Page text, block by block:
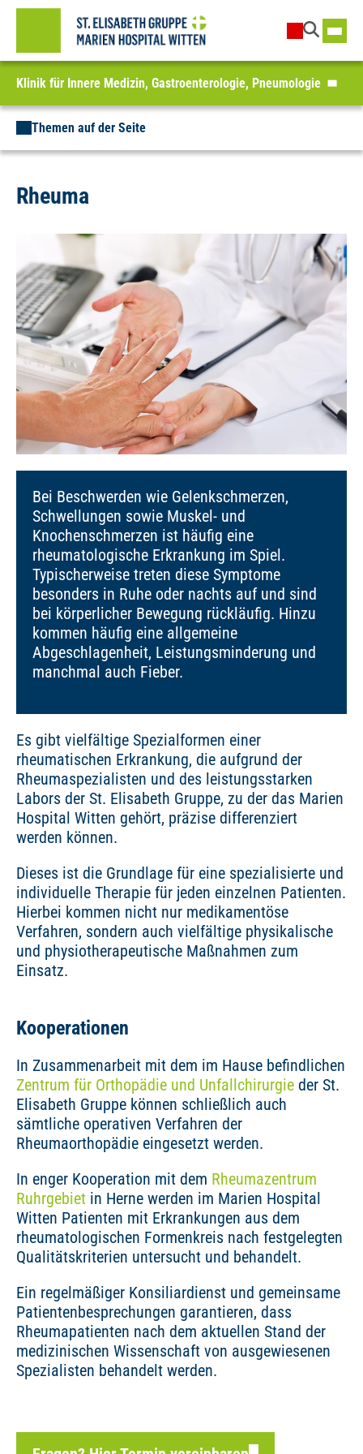
Klinik für Innere Medizin, Gastroenterologie, Pneumologie
Themen auf der Seite
Rheuma
Bei Beschwerden wie Gelenkschmerzen,
Schwellungen sowie Muskel- und
Knochenschmerzen ist häufig eine
rheumatologische Erkrankung im Spiel.
Typischerweise treten diese Symptome
besonders in Ruhe oder nachts auf und sind
bei körperlicher Bewegung rückläufig. Hinzu
kommen häufig eine allgemeine
Abgeschlagenheit, Leistungsminderung und
manchmal auch Fieber.
Es gibt vielfältige Spezialformen einer
rheumatischen Erkrankung, die aufgrund der
Rheumaspezialisten und des leistungsstarken
Labors der St. Elisabeth Gruppe, zu der das Marien
Hospital Witten gehört, präzise differenziert
werden können.
Dieses ist die Grundlage für eine spezialisierte und
individuelle Therapie für jeden einzelnen Patienten.
Hierbei kommen nicht nur medikamentöse
Verfahren, sondern auch vielfältige physikalische
und physiotherapeutische Maßnahmen zum
Einsatz.
Kooperationen
In Zusammenarbeit mit dem im Hause befindlichen
Zentrum für Orthopädie und Unfallchirurgie der St.
Elisabeth Gruppe können schließlich auch
sämtliche operativen Verfahren der
Rheumaorthopädie eingesetzt werden.
In enger Kooperation mit dem Rheumazentrum
Ruhrgebiet in Herne werden im Marien Hospital
Witten Patienten mit Erkrankungen aus dem
rheumatologischen Formenkreis nach festgelegten
Qualitätskriterien untersucht und behandelt.
Ein regelmäßiger Konsiliardienst und gemeinsame
Patientenbesprechungen garantieren, dass
Rheumapatienten nach dem aktuellen Stand der
medizinischen Wissenschaft von ausgewiesenen
Spezialisten behandelt werden.